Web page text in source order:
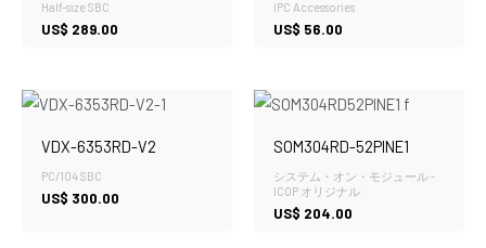
Half-size SBC
US$ 289.00
IPC Accessories
US$ 56.00
VDX-6353RD-V2
PC/104 SBC
US$ 300.00
SOM304RD-52PINE1
システム・オン・モジュール -
ICOP オリジナル
US$ 204.00